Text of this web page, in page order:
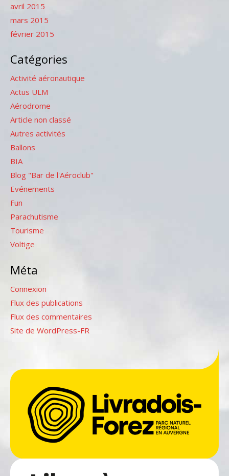
avril 2015
mars 2015
février 2015
Catégories
Activité aéronautique
Actus ULM
Aérodrome
Article non classé
Autres activités
Ballons
BIA
Blog "Bar de l'Aéroclub"
Evénements
Fun
Parachutisme
Tourisme
Voltige
Méta
Connexion
Flux des publications
Flux des commentaires
Site de WordPress-FR